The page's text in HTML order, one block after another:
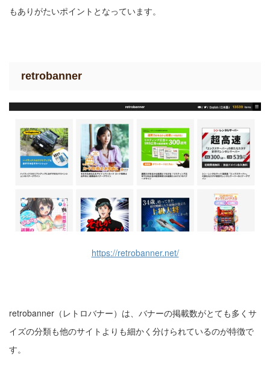
もありがたいポイントとなっています。
retrobanner
https://retrobanner.net/
retrobanner（レトロバナー）は、バナーの掲載数がとても多くサ
イズの分類も他のサイトよりも細かく分けられているのが特徴で
す。